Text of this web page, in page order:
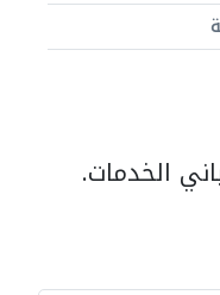
الخدمات.